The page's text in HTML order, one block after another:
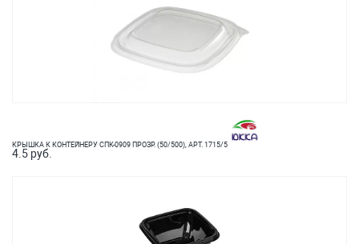
КРЫШКА К КОНТЕЙНЕРУ СПК-0909 ПРОЗР. (50/500), АРТ. 1715/5
4.5 руб.